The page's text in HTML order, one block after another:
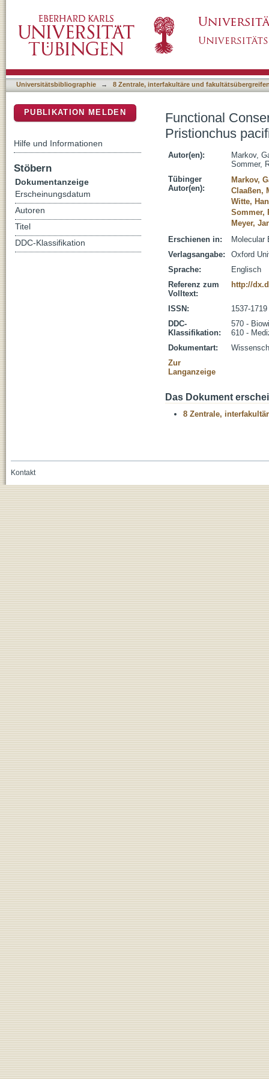
Development
Universitätsbibliographie → 8 Zentrale, interfakultäre und
Functional
Pristionchus
Autor(en):
Markov,
Sommer,
Tübinger
Autor(en):
Markov,
Claaßen,
Witte,
Sommer,
Meyer,
Erschienen in:
Molecular
Verlagsangabe:
Oxford
Sprache:
Englisch
Referenz zum
Volltext:
http://
ISSN:
1537-1719
DDC-
Klassifikation:
570 -
610 -
Dokumentart:
Zur
Langanzeige
Das Dokument
8 Zentrale,
PUBLIKATION MELDEN
Hilfe und Informationen
Stöbern
Dokumentanzeige
Erscheinungsdatum
Autoren
Titel
DDC-Klassifikation
Kontakt